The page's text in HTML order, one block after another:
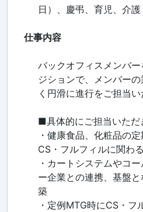
日）、慶弔、育児、介護
仕事内容
バックオフィスメンバ
ジションで、メンバー
く円滑に進行をご担当い
■具体的にご担当いただ
・健康食品、化粧品の
CS・フルフィルに関わ
・カートシステムやコ
ー企業との連携、基盤
築
・定例MTG時にCS・